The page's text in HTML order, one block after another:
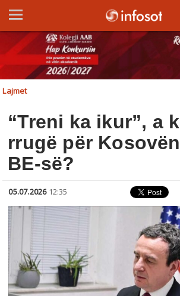
Lajmet
“Treni ka ikur”, a
rrugë për
BE-së?
05.07.2026 12:35